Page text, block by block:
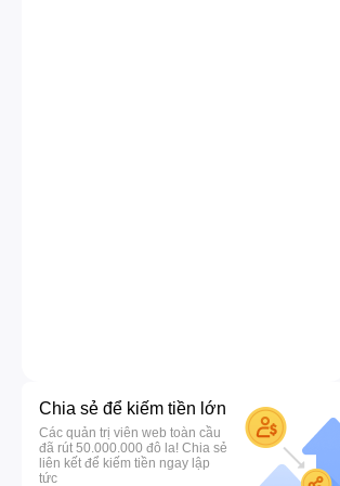
Chia sẻ để kiếm tiền lớn
Các quản trị viên web toàn cầu
đã rút 50.000.000 đô la! Chia sẻ
liên kết để kiếm tiền ngay lập
tức